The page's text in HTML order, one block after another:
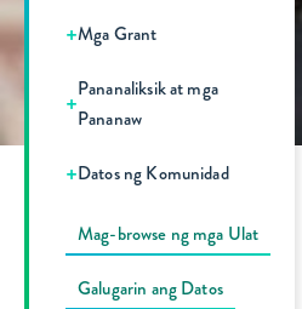
+Mga Grant
+Pananaliksik at mga
Pananaw
+Datos ng Komunidad
Mag-browse ng mga Ulat
Galugarin ang Datos